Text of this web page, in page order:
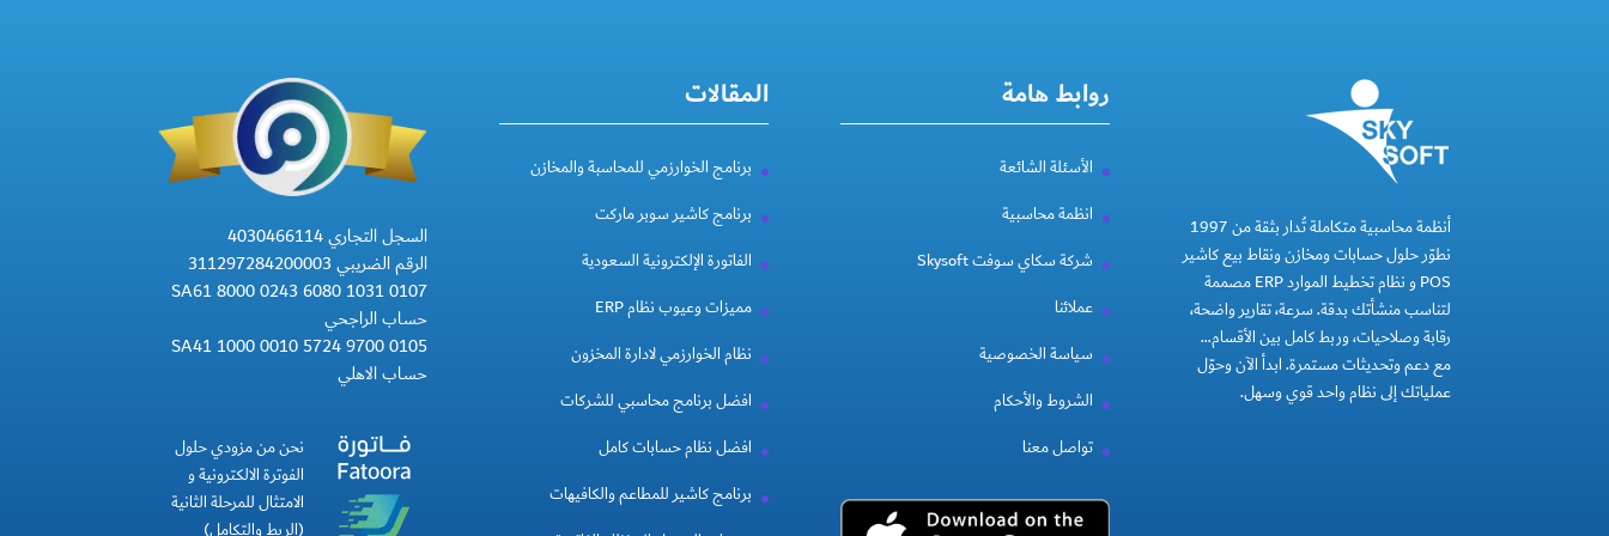
أنظمة محاسبية متكاملة تُدار بثقة من 1997
نطوّر حلول حسابات ومخازن ونقاط بيع كاشير
POS و نظام تخطيط الموارد ERP مصممة
لتناسب منشأتك بدقة. سرعة، تقارير واضحة،
رقابة وصلاحيات، وربط كامل بين الأقسام…
مع دعم وتحديثات مستمرة. ابدأ الآن وحوّل
عملياتك إلى نظام واحد قوي وسهل.
روابط هامة
الأسئلة الشائعة
انظمة محاسبية
شركة سكاي سوفت Skysoft
عملائنا
سياسة الخصوصية
الشروط والأحكام
تواصل معنا
المقالات
برنامج الخوارزمي للمحاسبة والمخازن
برنامج كاشير سوبر ماركت
الفاتورة الإلكترونية السعودية
مميزات وعيوب نظام ERP
نظام الخوارزمي لادارة المخزون
افضل برنامج محاسبي للشركات
افضل نظام حسابات كامل
برنامج كاشير للمطاعم والكافيهات
السجل التجاري 4030466114
الرقم الضريبي 311297284200003
SA61 8000 0243 6080 1031 0107
حساب الراجحي
SA41 1000 0010 5724 9700 0105
حساب الاهلي
نحن من مزودي حلول
الفوترة الالكترونية و
الامتثال للمرحلة الثانية
(الربط والتكامل)